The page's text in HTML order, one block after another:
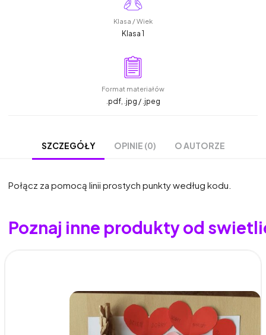
Klasa / Wiek
Klasa 1
Format materiałów
.pdf, .jpg / .jpeg
SZCZEGÓŁY OPINIE (0) O AUTORZE
Połącz za pomocą linii prostych punkty według kodu.
Poznaj inne produkty od